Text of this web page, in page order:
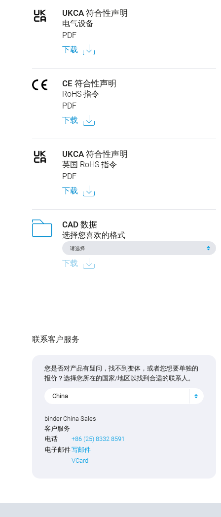
UKCA 符合性声明
电气设备
PDF
下载
CE 符合性声明
RoHS 指令
PDF
下载
UKCA 符合性声明
英国 RoHS 指令
PDF
下载
CAD 数据
选择您喜欢的格式
下载
联系客户服务
您是否对产品有疑问，找不到变体，或者您想要单独的
报价？选择您所在的国家/地区以找到合适的联系人。
China
binder China Sales
客户服务
电话
+86 (25) 8332 8591
电子邮件写邮件
VCard